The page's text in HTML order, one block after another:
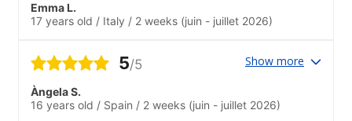
Emma L.
17 years old / Italy / 2 weeks (juin - juillet 2026)
5/5 Show more
Àngela S.
16 years old / Spain / 2 weeks (juin - juillet 2026)